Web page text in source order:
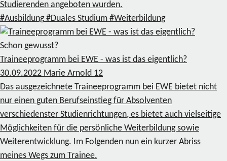
Studierenden angeboten wurden.
#Ausbildung #Duales Studium #Weiterbildung
Schon gewusst?
Traineeprogramm bei EWE - was ist das eigentlich?
30.09.2022 Marie Arnold 12
Das ausgezeichnete Traineeprogramm bei EWE bietet nicht
nur einen guten Berufseinstieg für Absolventen
verschiedenster Studienrichtungen, es bietet auch vielseitige
Möglichkeiten für die persönliche Weiterbildung sowie
Weiterentwicklung. Im Folgenden nun ein kurzer Abriss
meines Wegs zum Trainee.